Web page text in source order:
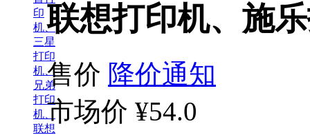
联想打印机、施
售价 降价通知
市场价 ¥54.0